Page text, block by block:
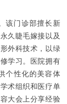
该门诊部擅长新
久睫毛嫁接以及
外科技术，以绿
学习。医院拥有
个性化的美容体
术组织和医疗单
大会上分享经验